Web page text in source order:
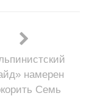
намерен
Семь